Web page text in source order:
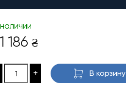
186 ₴
+ В корзину